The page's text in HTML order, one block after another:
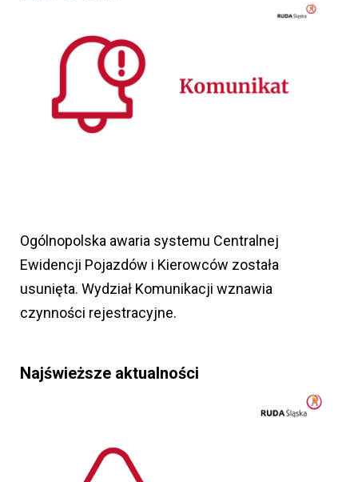
Ogólnopolska awaria systemu Centralnej
Ewidencji Pojazdów i Kierowców została
usunięta. Wydział Komunikacji wznawia
czynności rejestracyjne.
Najświeższe aktualności